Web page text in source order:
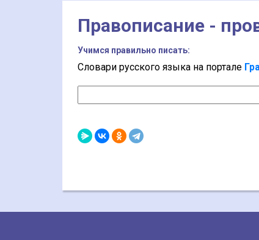
Правописание -
Учимся правильно писать:
Словари русского языка на портале